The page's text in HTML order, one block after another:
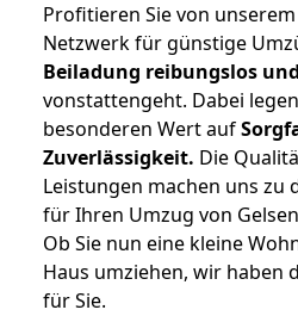
Profitieren Sie von
Netzwerk für günstige
Beiladung reibungslos
vonstattengeht. Dabei
besonderen Wert auf
Zuverlässigkeit. Die
Leistungen machen uns zu
für Ihren Umzug von
Ob Sie nun eine kleine
Haus umziehen, wir haben
für Sie.